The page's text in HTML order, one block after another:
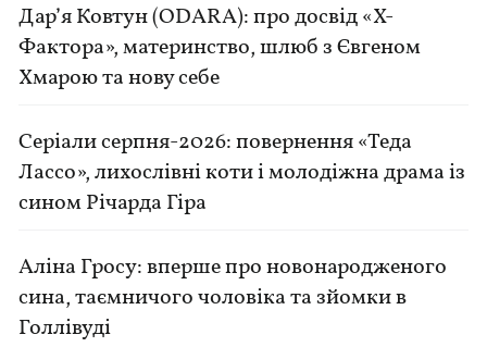
Дар’я Ковтун (ODARA): про досвід «Х-
Фактора», материнство, шлюб з Євгеном
Хмарою та нову себе
Серіали серпня-2026: повернення «Теда
Лассо», лихослівні коти і молодіжна драма із
сином Річарда Гіра
Аліна Гросу: вперше про новонародженого
сина, таємничого чоловіка та зйомки в
Голлівуді